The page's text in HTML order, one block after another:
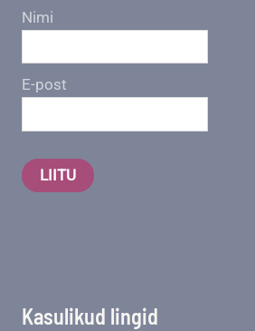
Nimi
E-post
LIITU
Kasulikud lingid